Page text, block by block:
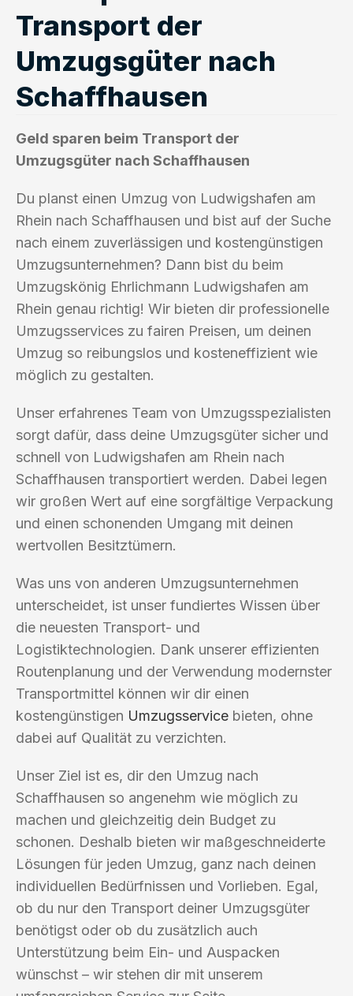
Transport der
Umzugsgüter nach
Schaffhausen
Geld sparen beim Transport der
Umzugsgüter nach Schaffhausen
Du planst einen Umzug von Ludwigshafen am
Rhein nach Schaffhausen und bist auf der Suche
nach einem zuverlässigen und kostengünstigen
Umzugsunternehmen? Dann bist du beim
Umzugskönig Ehrlichmann Ludwigshafen am
Rhein genau richtig! Wir bieten dir professionelle
Umzugsservices zu fairen Preisen, um deinen
Umzug so reibungslos und kosteneffizient wie
möglich zu gestalten.
Unser erfahrenes Team von Umzugsspezialisten
sorgt dafür, dass deine Umzugsgüter sicher und
schnell von Ludwigshafen am Rhein nach
Schaffhausen transportiert werden. Dabei legen
wir großen Wert auf eine sorgfältige Verpackung
und einen schonenden Umgang mit deinen
wertvollen Besitztümern.
Was uns von anderen Umzugsunternehmen
unterscheidet, ist unser fundiertes Wissen über
die neuesten Transport- und
Logistiktechnologien. Dank unserer effizienten
Routenplanung und der Verwendung modernster
Transportmittel können wir dir einen
kostengünstigen Umzugsservice bieten, ohne
dabei auf Qualität zu verzichten.
Unser Ziel ist es, dir den Umzug nach
Schaffhausen so angenehm wie möglich zu
machen und gleichzeitig dein Budget zu
schonen. Deshalb bieten wir maßgeschneiderte
Lösungen für jeden Umzug, ganz nach deinen
individuellen Bedürfnissen und Vorlieben. Egal,
ob du nur den Transport deiner Umzugsgüter
benötigst oder ob du zusätzlich auch
Unterstützung beim Ein- und Auspacken
wünschst – wir stehen dir mit unserem